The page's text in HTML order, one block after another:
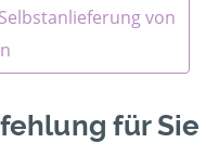
von
für Sie